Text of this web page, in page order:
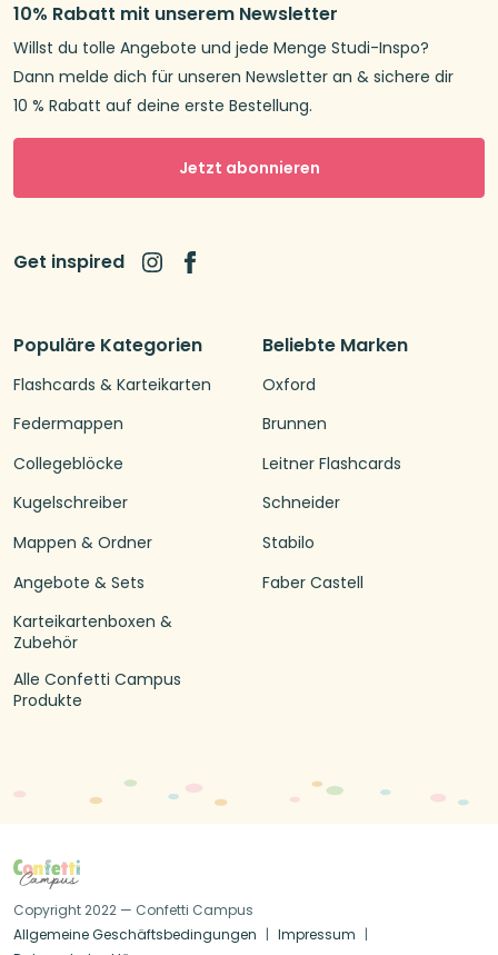
Populäre Kategorien
Flashcards & Karteikarten
Federmappen
Collegeblöcke
Kugelschreiber
Mappen & Ordner
Angebote & Sets
Karteikartenboxen &
Zubehör
Alle Confetti Campus
Produkte
Beliebte Marken
Oxford
Brunnen
Leitner Flashcards
Schneider
Stabilo
Faber Castell
10% Rabatt mit unserem Newsletter
Willst du tolle Angebote und jede Menge Studi-Inspo?
Dann melde dich für unseren Newsletter an & sichere dir
10 % Rabatt auf deine erste Bestellung.
Jetzt abonnieren
Get inspired
Copyright 2022 — Confetti Campus
Allgemeine Geschäftsbedingungen
Impressum